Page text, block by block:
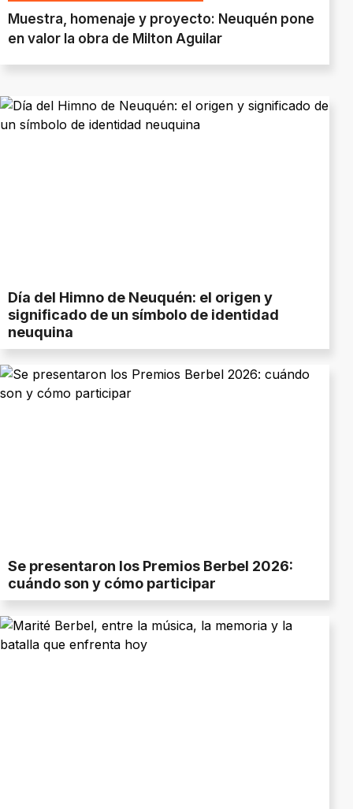
Muestra, homenaje y proyecto: Neuquén pone
en valor la obra de Milton Aguilar
Día del Himno de Neuquén: el origen y
significado de un símbolo de identidad
neuquina
Se presentaron los Premios Berbel 2026:
cuándo son y cómo participar